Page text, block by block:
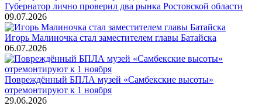
Губернатор лично проверил два рынка Ростовской области
09.07.2026
Игорь Малиночка стал заместителем главы Батайска
06.07.2026
Повреждённый БПЛА музей «Самбекские высоты»
отремонтируют к 1 ноября
29.06.2026